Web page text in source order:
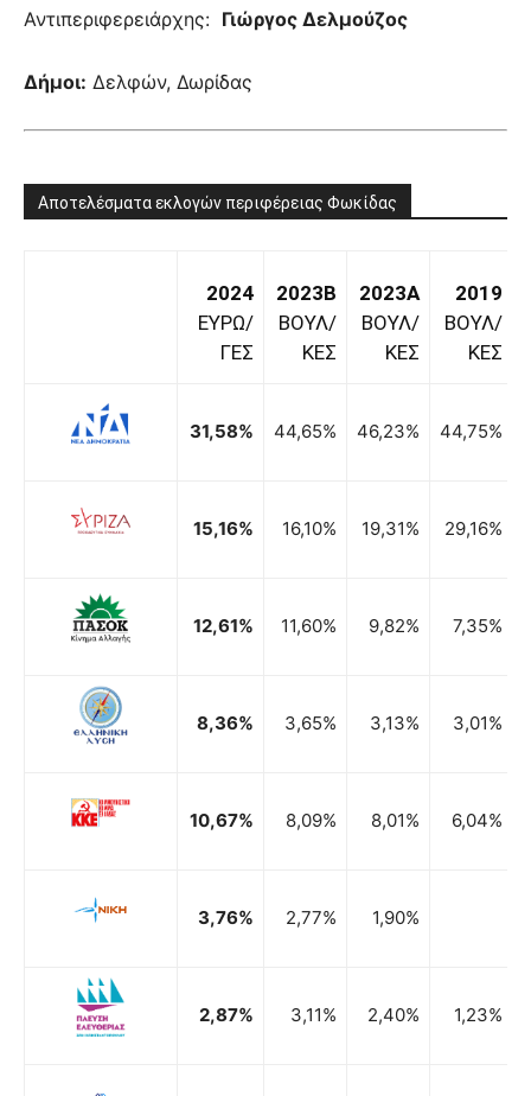
Αντιπεριφερειάρχης: Γιώργος Δελμούζος
Δήμοι: Δελφών, Δωρίδας
Αποτελέσματα εκλογών περιφέρειας Φωκίδας
2024
ΕΥΡΩ/
ΓΕΣ
2023B
ΒΟΥΛ/
ΚΕΣ
2023A
ΒΟΥΛ/
ΚΕΣ
2019
ΒΟΥΛ/
ΚΕΣ
31,58% 44,65% 46,23% 44,75%
15,16% 16,10% 19,31% 29,16%
12,61% 11,60% 9,82% 7,35%
8,36% 3,65% 3,13% 3,01%
10,67% 8,09% 8,01% 6,04%
3,76% 2,77% 1,90%
2,87% 3,11% 2,40% 1,23%